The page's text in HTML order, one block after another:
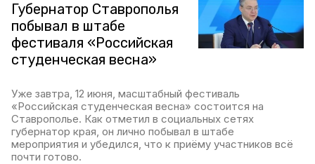
Губернатор Ставрополья
побывал в штабе
фестиваля «Российская
студенческая весна»
Уже завтра, 12 июня, масштабный фестиваль
«Российская студенческая весна» состоится на
Ставрополье. Как отметил в социальных сетях
губернатор края, он лично побывал в штабе
мероприятия и убедился, что к приёму участников всё
почти готово.